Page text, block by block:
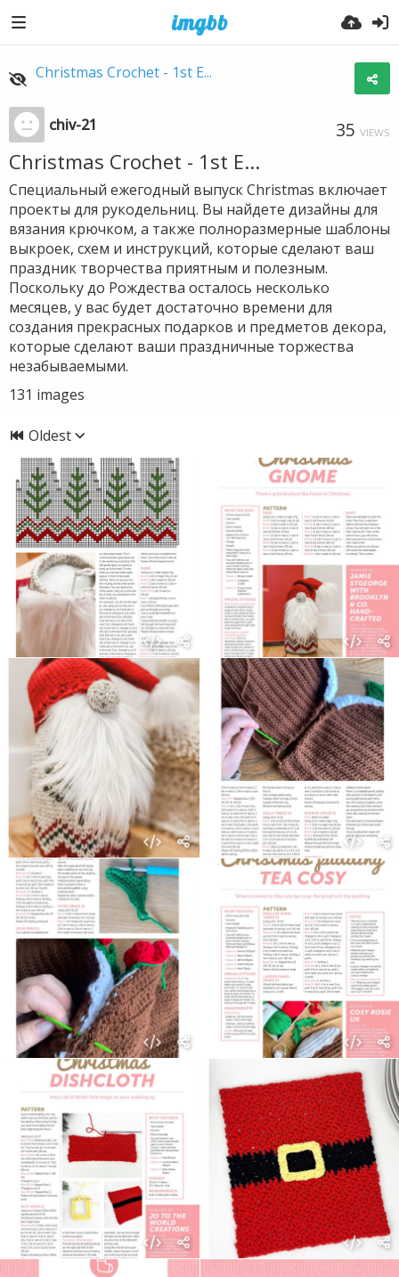
Christmas Crochet - 1st E...
chiv-21 35 VIEWS
Christmas Crochet - 1st E...
Специальный ежегодный выпуск Christmas включает
проекты для рукодельниц. Вы найдете дизайны для
вязания крючком, а также полноразмерные шаблоны
выкроек, схем и инструкций, которые сделают ваш
праздник творчества приятным и полезным.
Поскольку до Рождества осталось несколько
месяцев, у вас будет достаточно времени для
создания прекрасных подарков и предметов декора,
которые сделают ваши праздничные торжества
незабываемыми.
131 images
Oldest